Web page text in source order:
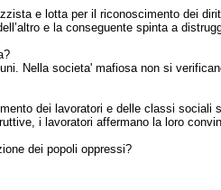
e lotta per il riconoscimento dei
e la conseguente spinta a
Nella societa' mafiosa non si
dei lavoratori e delle classi sociali
i lavoratori affermano la loro
dei popoli oppressi?